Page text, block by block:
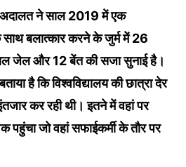
अदालत ने साल 2019 में एक
साथ बलात्कार करने के जुर्म में 26
जेल और 12 बेंत की सजा सुनाई है।
है कि विश्वविद्यालय की छात्रा देर
कर रही थी। इतने में वहां पर
पहुंचा जो वहां सफाईकर्मी के तौर पर